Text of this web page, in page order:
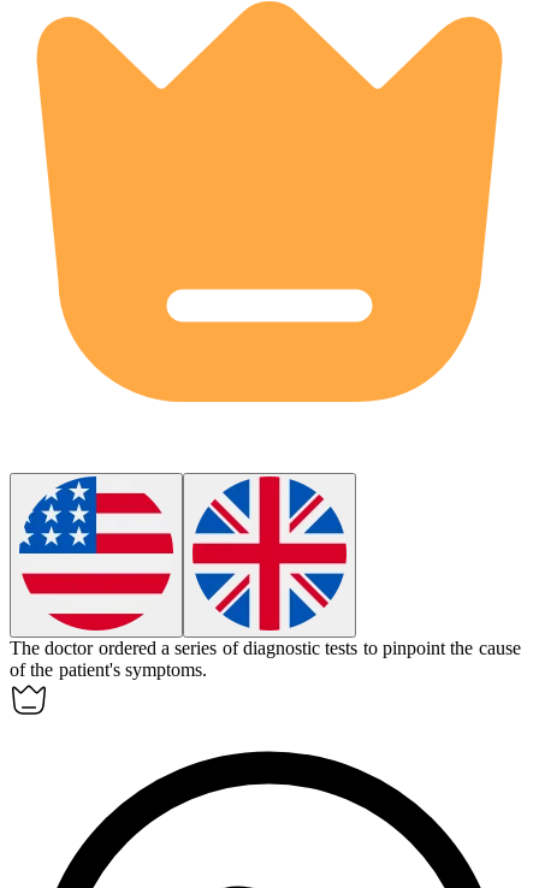
The doctor ordered a series of diagnostic tests to pinpoint the cause
of the patient's symptoms.